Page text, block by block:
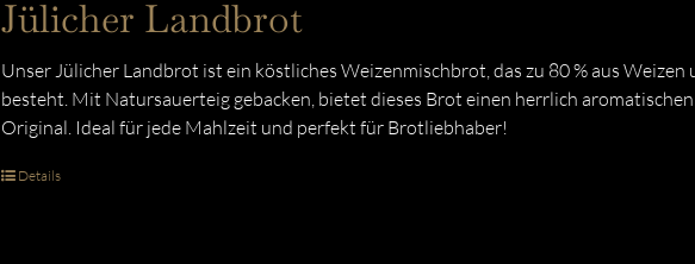
Jülicher Landbrot
Unser Jülicher Landbrot ist ein köstliches Weizenmischbrot, das zu 80 % aus Weizen
besteht. Mit Natursauerteig gebacken, bietet dieses Brot einen herrlich
Original. Ideal für jede Mahlzeit und perfekt für Brotliebhaber!
Details